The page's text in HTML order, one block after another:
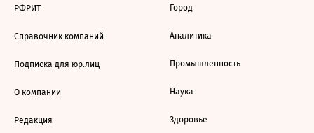
РФРИТ
Справочник компаний
Подписка для юр.лиц
О компании
Редакция
Город
Аналитика
Промышленность
Наука
Здоровье